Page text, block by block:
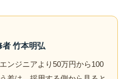
者 竹本明弘
ンジニアより50万円から100